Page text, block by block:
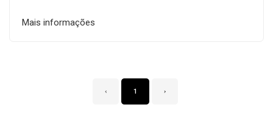
Mais informações
‹ 1 ›